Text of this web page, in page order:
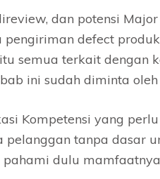
dan potensi
defect
semua terkait dengan
ini sudah diminta
Kompetensi yang
tanpa dasar
dulu